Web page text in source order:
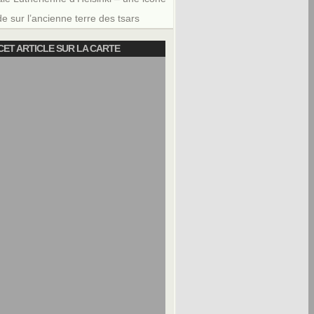
sur l’ancienne terre des tsars
ARTICLE SUR LA CARTE